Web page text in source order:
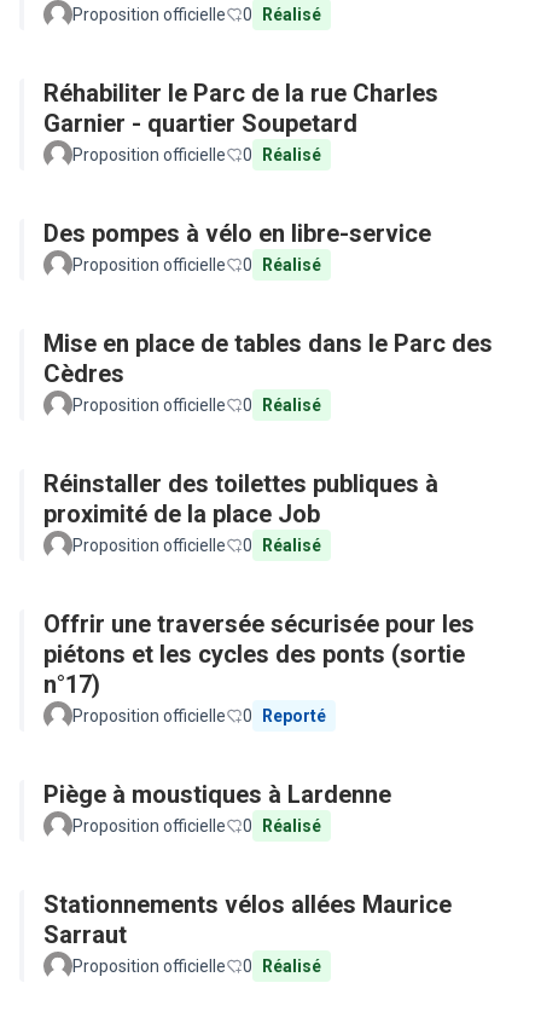
Proposition officielle 0 Réalisé
Réhabiliter le Parc de la rue Charles
Garnier - quartier Soupetard
Proposition officielle 0 Réalisé
Des pompes à vélo en libre-service
Proposition officielle 0 Réalisé
Mise en place de tables dans le Parc des
Cèdres
Proposition officielle 0 Réalisé
Réinstaller des toilettes publiques à
proximité de la place Job
Proposition officielle 0 Réalisé
Offrir une traversée sécurisée pour les
piétons et les cycles des ponts (sortie
n°17)
Proposition officielle 0 Reporté
Piège à moustiques à Lardenne
Proposition officielle 0 Réalisé
Stationnements vélos allées Maurice
Sarraut
Proposition officielle 0 Réalisé